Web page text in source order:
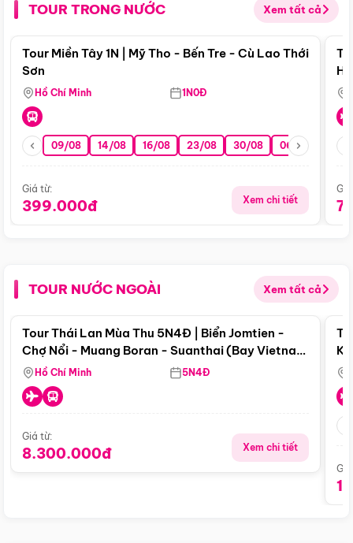
TOUR TRONG NƯỚC Xem tất cả
Điểm nổi bật
Tour Miền Tây 1N | Mỹ Tho - Bến Tre - Cù Lao Thới
Sơn
Hồ Chí Minh 1N0Đ
09/08 14/08 16/08 23/08 30/08 06/09 13/09
Giá từ:
399.000đ Xem chi tiết
TOUR NƯỚC NGOÀI Xem tất cả
Điểm nổi bật
Tour Thái Lan Mùa Thu 5N4Đ | Biển Jomtien -
Chợ Nổi - Muang Boran - Suanthai (Bay Vietnam
Airlines)
Hồ Chí Minh 5N4Đ
Giá từ:
8.300.000đ Xem chi tiết